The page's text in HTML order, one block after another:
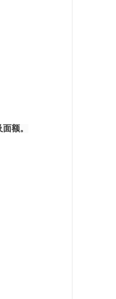
额。